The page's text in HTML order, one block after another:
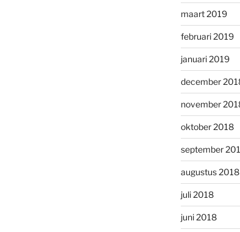
maart 2019
februari 2019
januari 2019
december
november
oktober 2018
september
augustus 2018
juli 2018
juni 2018